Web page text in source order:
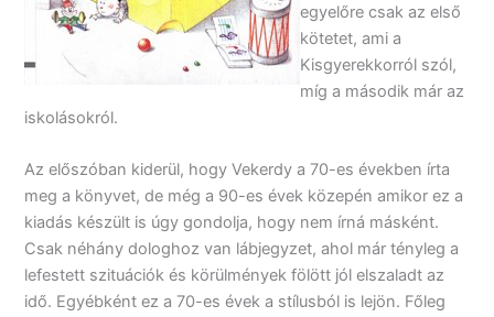
egyelőre csak az első
kötetet, ami a
Kisgyerekkorról szól,
míg a második már az
iskolásokról.
Az előszóban kiderül, hogy Vekerdy a 70-es években írta
meg a könyvet, de még a 90-es évek közepén amikor ez a
kiadás készült is úgy gondolja, hogy nem írná másként.
Csak néhány dologhoz van lábjegyzet, ahol már tényleg a
lefestett szituációk és körülmények fölött jól elszaladt az
idő. Egyébként ez a 70-es évek a stílusból is lejön. Főleg